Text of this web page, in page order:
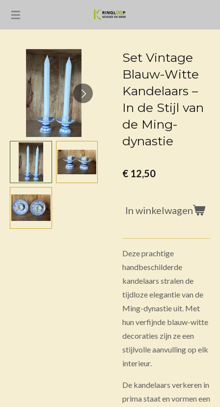
Ga
hoofdinhoud
Set Vintage
Blauw-Witte
Kandelaars –
In de Stijl van
de Ming-
dynastie
€ 12,50
In winkelwagen
Deze prachtige
handbeschilderde
kandelaars stralen de
tijdloze elegantie van de
Ming-dynastie uit. Met
hun verfijnde blauw-witte
decoraties zijn ze een
stijlvolle aanvulling op elk
interieur.
De kandelaars verkeren in
prima staat en vormen een